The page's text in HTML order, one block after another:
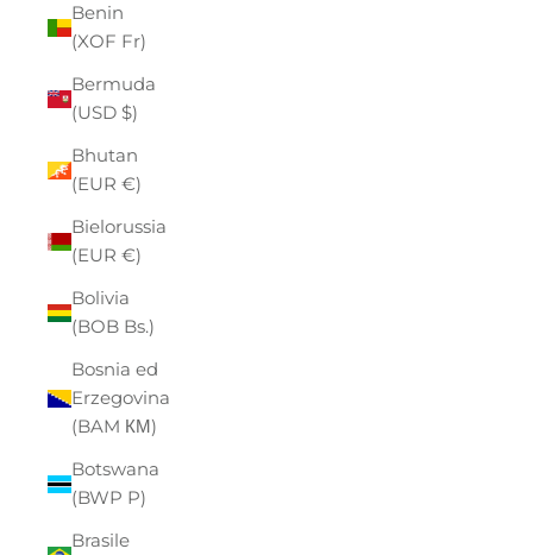
Benin
(XOF Fr)
Bermuda
(USD $)
Bhutan
(EUR €)
Bielorussia
(EUR €)
Bolivia
(BOB Bs.)
Bosnia ed
Erzegovina
(BAM КМ)
Botswana
(BWP P)
Brasile